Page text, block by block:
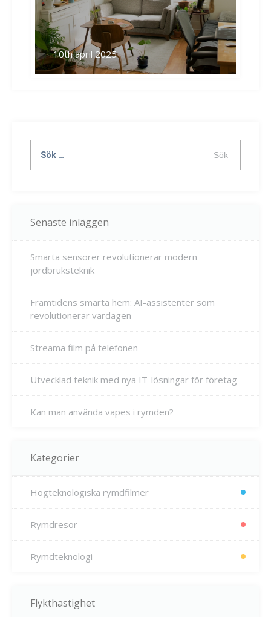
10th april 2025
efter:
Senaste inläggen
Smarta sensorer revolutionerar modern
jordbruksteknik
Framtidens smarta hem: AI-assistenter som
revolutionerar vardagen
Streama film på telefonen
Utvecklad teknik med nya IT-lösningar för företag
Kan man använda vapes i rymden?
Kategorier
Högteknologiska rymdfilmer
Rymdresor
Rymdteknologi
Flykthastighet